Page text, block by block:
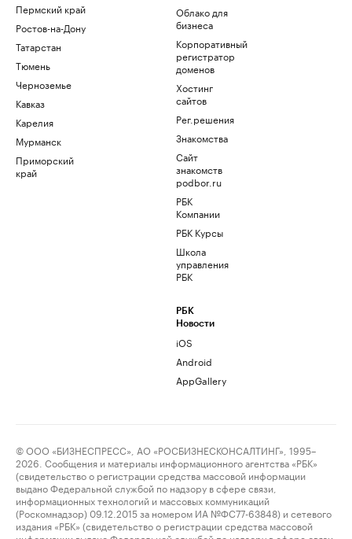
Пермский край
Ростов-на-Дону
Татарстан
Тюмень
Черноземье
Кавказ
Карелия
Мурманск
Приморский
край
Облако для
бизнеса
Корпоративный
регистратор
доменов
Хостинг
сайтов
Рег.решения
Знакомства
Сайт
знакомств
podbor.ru
РБК
Компании
РБК Курсы
Школа
управления
РБК
РБК
Новости
iOS
Android
AppGallery
© ООО «БИЗНЕСПРЕСС», АО «РОСБИЗНЕСКОНСАЛТИНГ», 1995–
2026. Сообщения и материалы информационного агентства «РБК»
(свидетельство о регистрации средства массовой информации
выдано Федеральной службой по надзору в сфере связи,
информационных технологий и массовых коммуникаций
(Роскомнадзор) 09.12.2015 за номером ИА №ФС77-63848) и сетевого
издания «РБК» (свидетельство о регистрации средства массовой